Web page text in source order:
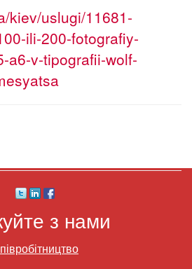
kiev/uslugi/11681-
ili-200-fotografiy-
a6-v-tipografii-wolf-
з нами